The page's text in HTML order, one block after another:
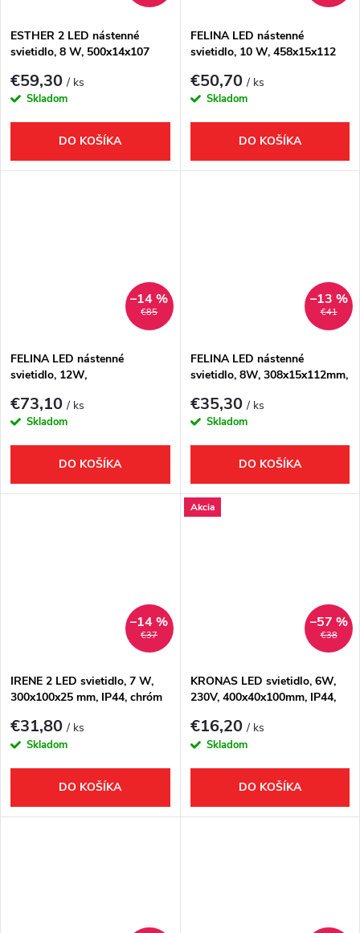
o
v
o
v
ESTHER 2 LED nástenné
svietidlo, 8 W, 500x14x107
€59,30/ ks
Skladom
DO KOŠÍKA
FELINA LED nástenné
svietidlo, 10 W, 458x15x112
€50,70/ ks
Skladom
DO KOŠÍKA
€85
–14 %
FELINA LED nástenné
svietidlo, 12W,
€73,10/ ks
Skladom
DO KOŠÍKA
€41
–13 %
FELINA LED nástenné
svietidlo, 8W, 308x15x112mm,
€35,30/ ks
Skladom
DO KOŠÍKA
€37
–14 %
IRENE 2 LED svietidlo, 7 W,
300x100x25 mm, IP44, chróm
€31,80/ ks
Skladom
DO KOŠÍKA
Akcia
€38
–57 %
KRONAS LED svietidlo, 6W,
230V, 400x40x100mm, IP44,
€16,20/ ks
Skladom
DO KOŠÍKA